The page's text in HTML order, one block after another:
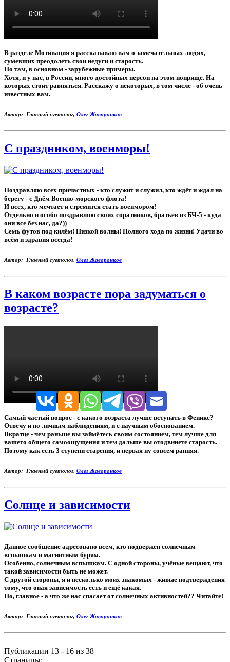
В разделе Мотивация я рассказываю вам о замечательных людях,
сумевших преодолеть свои недуги и старость.
Но там, в основном - зарубежные примеры.
Хотя, и у нас, в России, много достойных персон на этом поприще. На
которых стоит равняться. Расскажу о некоторых, в том числе - об очень
известных вам.
Автор: Главный суетолог, Олег Жаворонков
С праздником, военморы!
Поздравляю всех причастных - кто служит и служил, кто ждёт и ждал на
берегу - с Днём Военно-морского флота!
И всех, кто мечтает и стремится стать военмором!
Отдельно и особо поздравляю своих соратников, братьев из БЧ-5 - куда
они все без нас, да?))
Семь футов под килём! Низкой волны! Полного хода по жизни! Удачи во
всём и здравия всегда!
Автор: Главный суетолог, Олег Жаворонков
В каком возрасте пора задуматься о
возрасте?
Самый частый вопрос - с какого возраста лучше вступать в Феникс?
Отвечу и по личным наблюдениям, и с научным обоснованием.
Вкратце - чем раньше вы займётесь своим состоянием, тем лучше для
вашего общего самоощущения и тем дальше вы отодвинете старость.
Потому как есть 3 ступени старения, и первая ну совсем ранняя.
Автор: Главный суетолог, Олег Жаворонков
Солнце и зависимости
Данное сообщение адресовано всем, кто подвержен солнечным
вспышкам и магнитным бурям.
Особенно, солнечным вспышкам. С одной стороны, учёные вещают, что
такой зависимости быть не может.
С другой стороны, я и несколько моих знакомых - живые подтверждения
тому, что оная зависимость есть и ещё какая.
Но, главное - а что же нас спасает от солнечных активностей?? Читайте!
Автор: Главный суетолог, Олег Жаворонков
Публикации 13 - 16 из 38